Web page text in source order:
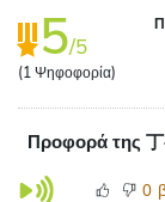
5/5
(1 Ψηφοφορία)
Προφορά της
0